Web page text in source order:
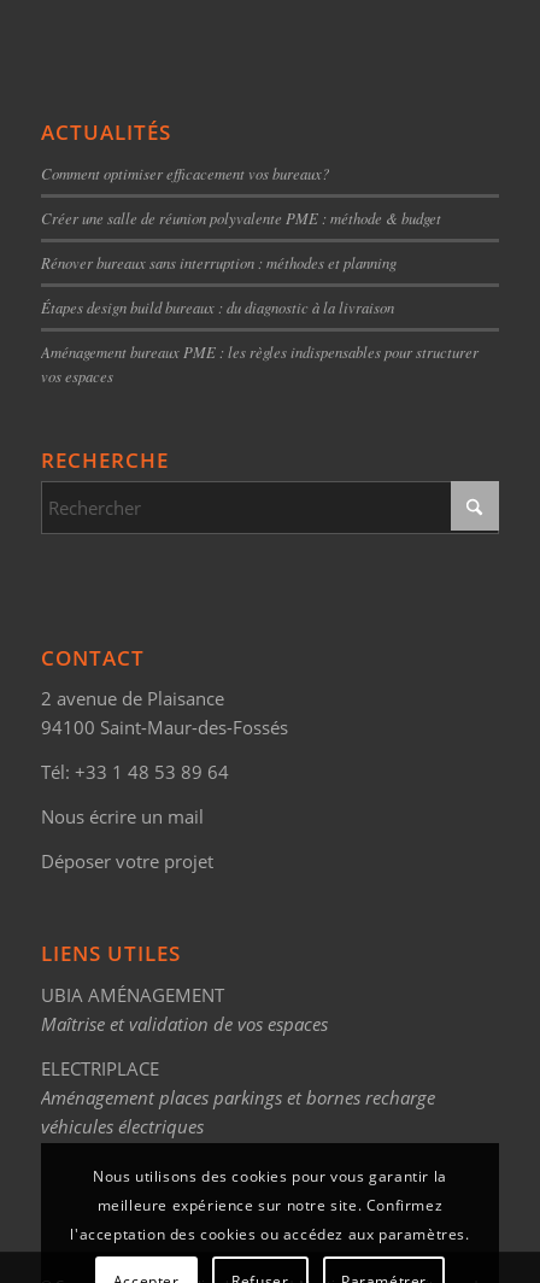
ACTUALITÉS
Comment optimiser efficacement vos bureaux?
Créer une salle de réunion polyvalente PME : méthode & budget
Rénover bureaux sans interruption : méthodes et planning
Étapes design build bureaux : du diagnostic à la livraison
Aménagement bureaux PME : les règles indispensables pour structurer
vos espaces
RECHERCHE
CONTACT
2 avenue de Plaisance
94100 Saint-Maur-des-Fossés
Tél: +33 1 48 53 89 64
Nous écrire un mail
Déposer votre projet
LIENS UTILES
UBIA AMÉNAGEMENT
Maîtrise et validation de vos espaces
ELECTRIPLACE
Aménagement places parkings et bornes recharge
véhicules électriques
Nous utilisons des cookies pour vous garantir la
meilleure expérience sur notre site. Confirmez
l'acceptation des cookies ou accédez aux paramètres.